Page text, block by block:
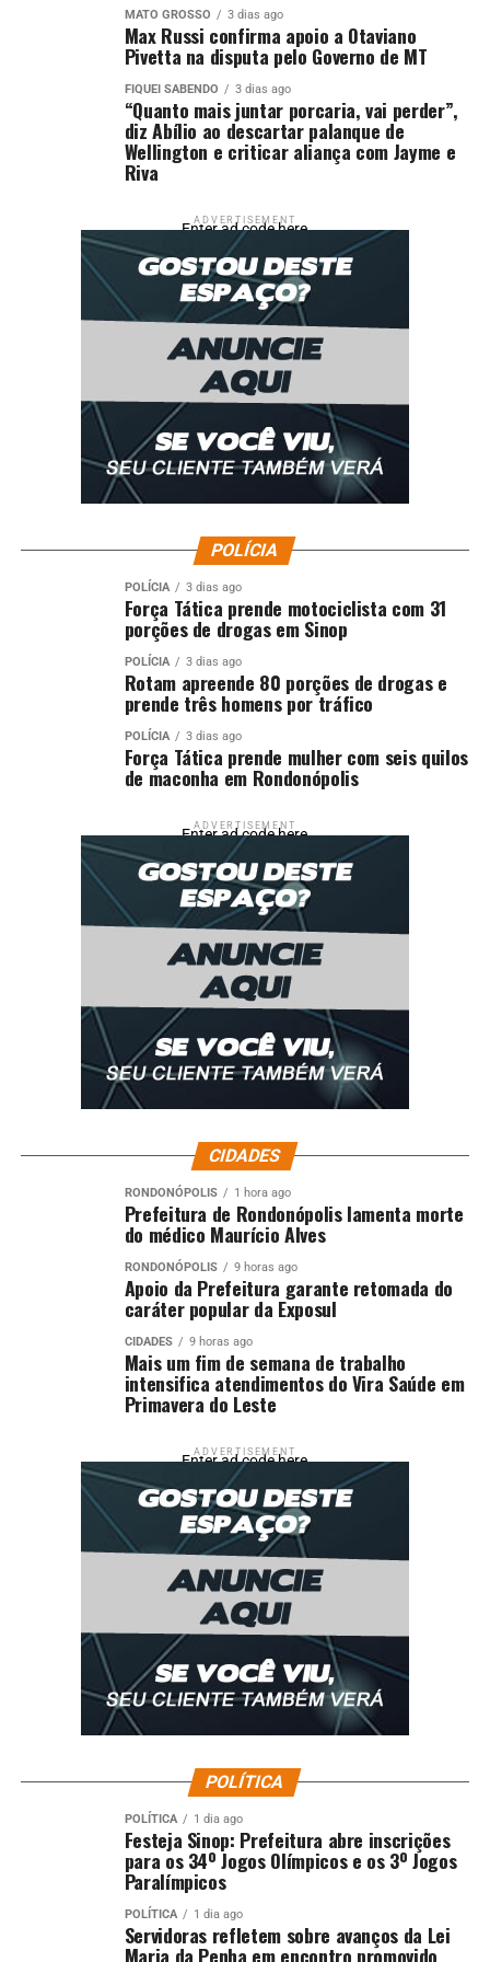
acesso ao gás liquefeito de petróleo (GLP)
“Um gás de cozinha sai de
Petrobras a R$ 37 reais o
botijão de 13 quilos. E
chega às pessoas por R$
140. Então, estamos
encontrando um meio de
fazer com que essas
pessoas mais pobres
recebam este gás de
graça”, finalizou Lula.
Fonte: Agência Brasil
RELATED TOPICS: ANUNCIARÁ COMPRAREM
ECONOMIA
MOTOS PARA
FGTS: acaba a segunda fase de pagamento especial do
saque-aniversário
WhatsApp
MATO GROSSO 3 dias ago
Max Russi confirma apoio a Otaviano
Pivetta na disputa pelo Governo de MT
FIQUEI SABENDO 3 dias ago
“Quanto mais juntar porcaria, vai perder”,
diz Abílio ao descartar palanque de
Wellington e criticar aliança com Jayme e
Riva
ADVERTISEMENT
Enter ad code here
POLÍCIA
POLÍCIA 3 dias ago
Força Tática prende motociclista com 31
porções de drogas em Sinop
POLÍCIA 3 dias ago
Rotam apreende 80 porções de drogas e
prende três homens por tráfico
POLÍCIA 3 dias ago
Força Tática prende mulher com seis quilos
de maconha em Rondonópolis
ADVERTISEMENT
Enter ad code here
CIDADES
RONDONÓPOLIS 1 hora ago
Prefeitura de Rondonópolis lamenta morte
do médico Maurício Alves
RONDONÓPOLIS 9 horas ago
Apoio da Prefeitura garante retomada do
caráter popular da Exposul
CIDADES 9 horas ago
Mais um fim de semana de trabalho
intensifica atendimentos do Vira Saúde em
Primavera do Leste
ADVERTISEMENT
Enter ad code here
POLÍTICA
POLÍTICA 1 dia ago
Festeja Sinop: Prefeitura abre inscrições
para os 34º Jogos Olímpicos e os 3º Jogos
Paralímpicos
POLÍTICA 1 dia ago
Servidoras refletem sobre avanços da Lei
Maria da Penha em encontro promovido